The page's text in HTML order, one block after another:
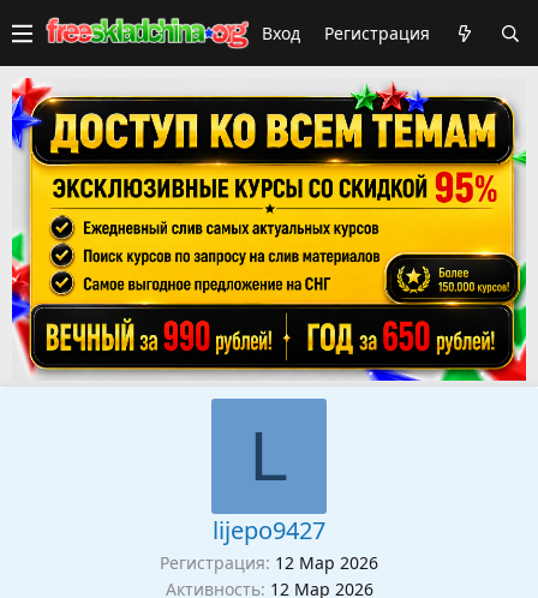
Вход Регистрация
L
lijepo9427
Регистрация 12 Мар 2026
Активность 12 Мар 2026